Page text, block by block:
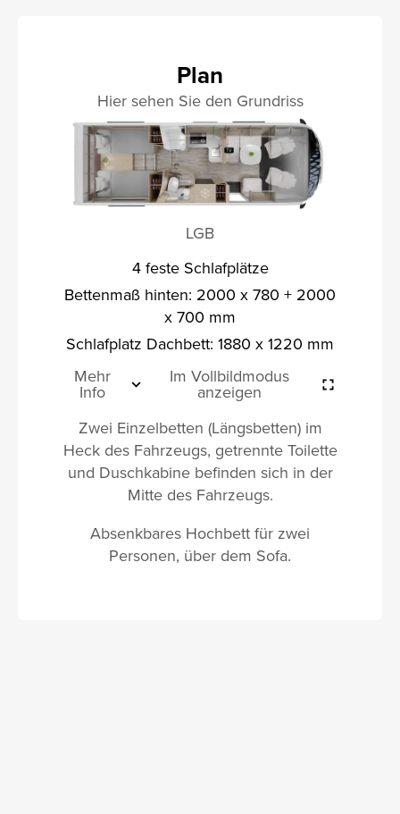
Plan
Hier sehen Sie den Grundriss
LGB
4 feste Schlafplätze
Bettenmaß hinten: 2000 x 780 + 2000
x 700 mm
Schlafplatz Dachbett: 1880 x 1220 mm
Mehr
Info
Im Vollbildmodus
anzeigen
Zwei Einzelbetten (Längsbetten) im
Heck des Fahrzeugs, getrennte Toilette
und Duschkabine befinden sich in der
Mitte des Fahrzeugs.
Absenkbares Hochbett für zwei
Personen, über dem Sofa.